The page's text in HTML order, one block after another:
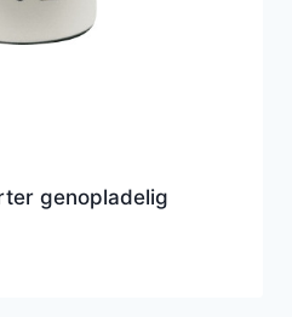
genopladelig